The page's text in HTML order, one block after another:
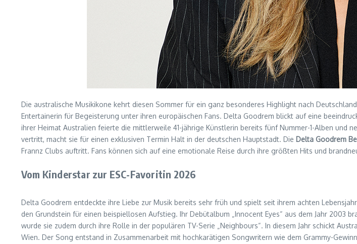
Die australische Musikikone kehrt diesen Sommer für ein ganz besonderes Highlight nach
Entertainerin für Begeisterung unter ihren europäischen Fans. Delta Goodrem blickt auf eine
ihrer Heimat Australien feierte die mittlerweile 41-jährige Künstlerin bereits fünf Nummer-1-Alben und
vertritt, macht sie für einen exklusiven Termin Halt in der deutschen Hauptstadt. Die Delta Goodrem
Frannz Clubs auftritt. Fans können sich auf eine emotionale Reise durch ihre größten Hits und
Vom Kinderstar zur ESC-Favoritin 2026
Delta Goodrem entdeckte ihre Liebe zur Musik bereits sehr früh und spielt seit ihrem achten
den Grundstein für einen beispiellosen Aufstieg. Ihr Debütalbum „Innocent Eyes“ aus dem Jahr
wurde sie zudem durch ihre Rolle in der populären TV-Serie „Neighbours“. In diesem Jahr schickt
Wien. Der Song entstand in Zusammenarbeit mit hochkarätigen Songwritern wie dem Grammy-